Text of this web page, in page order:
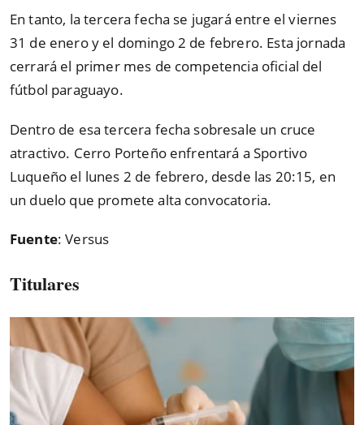
En tanto, la tercera fecha se jugará entre el viernes
31 de enero y el domingo 2 de febrero. Esta jornada
cerrará el primer mes de competencia oficial del
fútbol paraguayo.
Dentro de esa tercera fecha sobresale un cruce
atractivo. Cerro Porteño enfrentará a Sportivo
Luqueño el lunes 2 de febrero, desde las 20:15, en
un duelo que promete alta convocatoria.
Fuente: Versus
Titulares